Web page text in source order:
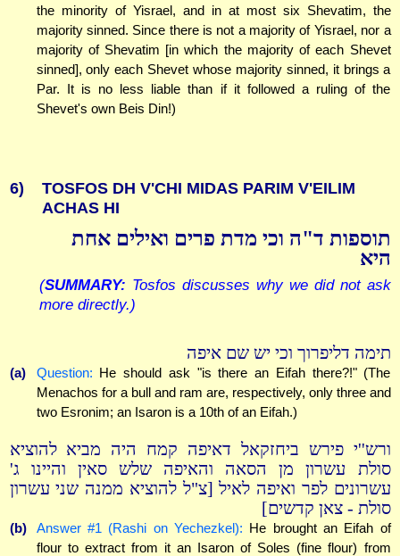
the minority of Yisrael, and in at most six Shevatim, the
majority sinned. Since there is not a majority of Yisrael, nor a
majority of Shevatim [in which the majority of each Shevet
sinned], only each Shevet whose majority sinned, it brings a
Par. It is no less liable than if it followed a ruling of the
Shevet's own Beis Din!)
6)
TOSFOS DH V'CHI MIDAS PARIM V'EILIM
ACHAS HI
תוספות ד"ה וכי מדת פרים ואילים אחת
היא
(SUMMARY: Tosfos discusses why we did not ask
more directly.)
תימה דליפרוך וכי יש שם איפה
(a) Question: He should ask "is there an Eifah there?!" (The
Menachos for a bull and ram are, respectively, only three and
two Esronim; an Isaron is a 10th of an Eifah.)
ורש''י פירש ביחזקאל דאיפה קמח היה מביא להוציא
סולת עשרון מן הסאה והאיפה שלש סאין והיינו ג'
עשרונים לפר ואיפה לאיל [צ"ל להוציא ממנה שני עשרון
סולת - צאן קדשים]
(b) Answer #1 (Rashi on Yechezkel): He brought an Eifah of
flour to extract from it an Isaron of Soles (fine flour) from